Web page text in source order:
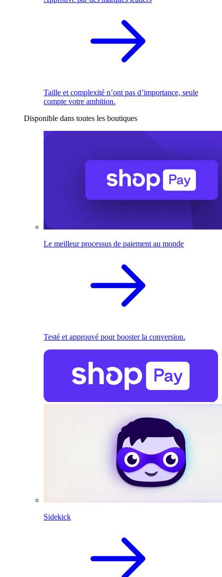
Taille et complexité n’ont pas d’importance, seule
compte votre ambition.
Disponible dans toutes les boutiques
Le meilleur processus de paiement au monde
Testé et approuvé pour booster la conversion.
Sidekick